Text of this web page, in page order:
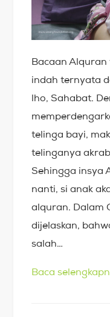
Bacaan
indah ternyata
lho, Sahabat.
telinga bayi,
telinganya
Sehingga insya
nanti, si anak
alquran. Dalam
dijelaskan,
salah…
Baca